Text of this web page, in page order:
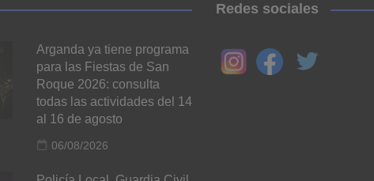
Arganda ya tiene programa
para las Fiestas de San
Roque 2026: consulta
todas las actividades del 14
al 16 de agosto
06/08/2026
Redes sociales